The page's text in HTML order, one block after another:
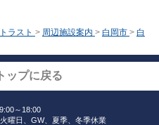
ラスト > 周辺施設案内 > 白岡市 > 白
ップに戻る
～18:00
曜日、GW、夏季、冬季休業